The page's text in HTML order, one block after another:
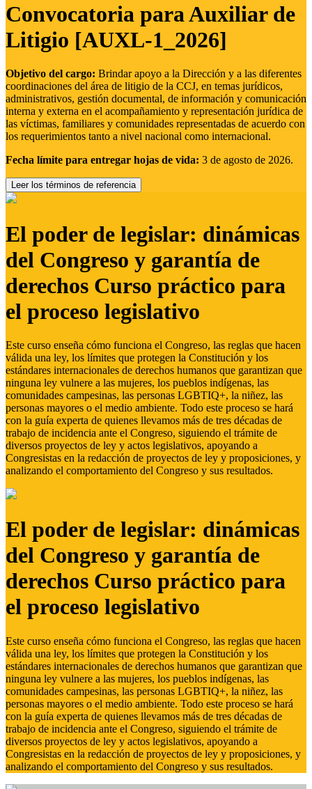
Convocatoria para Auxiliar de
Litigio [AUXL-1_2026]
Objetivo del cargo: Brindar apoyo a la Dirección y a las diferentes
coordinaciones del área de litigio de la CCJ, en temas jurídicos,
administrativos, gestión documental, de información y comunicación
interna y externa en el acompañamiento y representación jurídica de
las víctimas, familiares y comunidades representadas de acuerdo con
los requerimientos tanto a nivel nacional como internacional.
Fecha límite para entregar hojas de vida: 3 de agosto de 2026.
Leer los términos de referencia
El poder de legislar: dinámicas
del Congreso y garantía de
derechos Curso práctico para
el proceso legislativo
Este curso enseña cómo funciona el Congreso, las reglas que hacen
válida una ley, los límites que protegen la Constitución y los
estándares internacionales de derechos humanos que garantizan que
ninguna ley vulnere a las mujeres, los pueblos indígenas, las
comunidades campesinas, las personas LGBTIQ+, la niñez, las
personas mayores o el medio ambiente. Todo este proceso se hará
con la guía experta de quienes llevamos más de tres décadas de
trabajo de incidencia ante el Congreso, siguiendo el trámite de
diversos proyectos de ley y actos legislativos, apoyando a
Congresistas en la redacción de proyectos de ley y proposiciones, y
analizando el comportamiento del Congreso y sus resultados.
El poder de legislar: dinámicas
del Congreso y garantía de
derechos Curso práctico para
el proceso legislativo
Este curso enseña cómo funciona el Congreso, las reglas que hacen
válida una ley, los límites que protegen la Constitución y los
estándares internacionales de derechos humanos que garantizan que
ninguna ley vulnere a las mujeres, los pueblos indígenas, las
comunidades campesinas, las personas LGBTIQ+, la niñez, las
personas mayores o el medio ambiente. Todo este proceso se hará
con la guía experta de quienes llevamos más de tres décadas de
trabajo de incidencia ante el Congreso, siguiendo el trámite de
diversos proyectos de ley y actos legislativos, apoyando a
Congresistas en la redacción de proyectos de ley y proposiciones, y
analizando el comportamiento del Congreso y sus resultados.